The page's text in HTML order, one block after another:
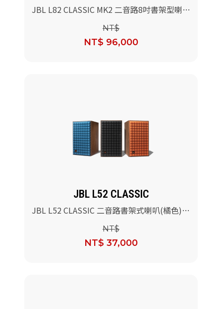
JBL L82 CLASSIC MK2 二音路8吋書架型喇叭
NT$
NT$ 96,000
JBL L52 CLASSIC
JBL L52 CLASSIC 二音路書架式喇叭(橘色)/
NT$
NT$ 37,000